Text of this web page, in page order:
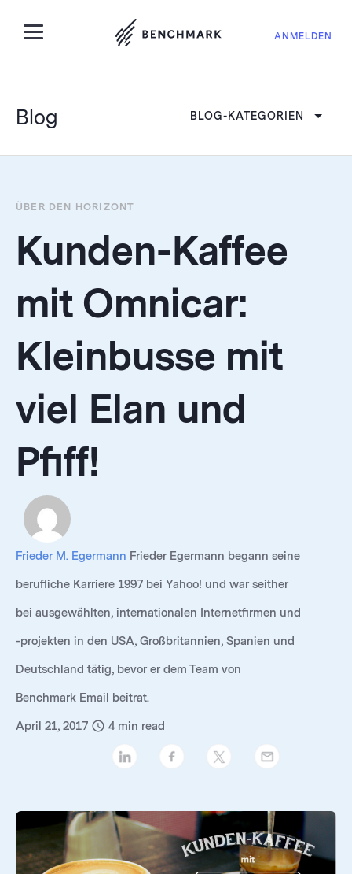
ANMELDEN
Blog BLOG-KATEGORIEN
ÜBER DEN HORIZONT
Kunden-Kaffee
mit Omnicar:
Kleinbusse mit
viel Elan und
Pfiff!
Frieder M. Egermann Frieder Egermann begann seine
berufliche Karriere 1997 bei Yahoo! und war seither
bei ausgewählten, internationalen Internetfirmen und
-projekten in den USA, Großbritannien, Spanien und
Deutschland tätig, bevor er dem Team von
Benchmark Email beitrat.
April 21, 2017 4 min read